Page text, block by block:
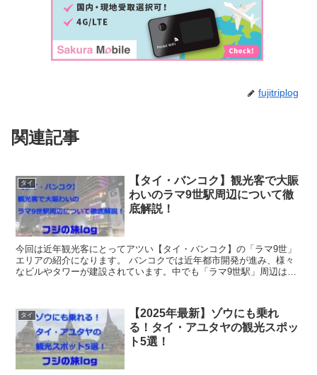
fujitriplog
関連記事
タイ
【タイ・バンコク】観光客で大賑
わいのラマ9世駅周辺について徹
底解説！
今回は近年観光客にとってアツい【タイ・バンコク】の「ラマ9世」
エリアの紹介になります。 バンコクでは近年都市開発が進み、様々
なビルやタワーが建設されています。中でも「ラマ9世駅」周辺は顕
タイ
【2025年最新】ゾウにも乗れ
る！タイ・アユタヤの観光スポッ
ト5選！